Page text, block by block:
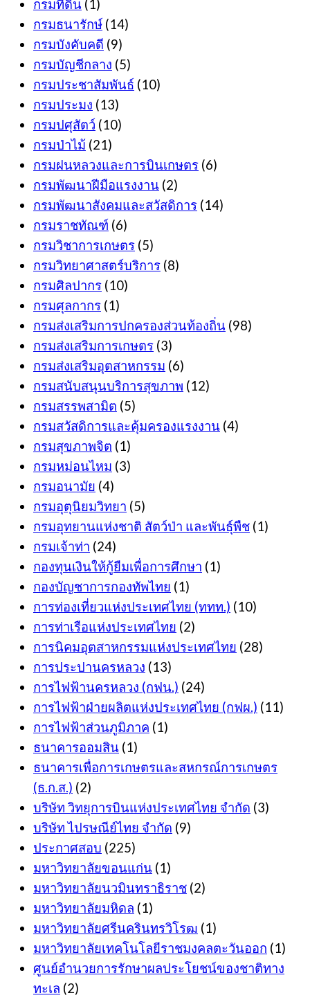
กรมที่ดิน (1)
กรมธนารักษ์ (14)
กรมบังคับคดี (9)
กรมบัญชีกลาง (5)
กรมประชาสัมพันธ์ (10)
กรมประมง (13)
กรมปศุสัตว์ (10)
กรมป่าไม้ (21)
กรมฝนหลวงและการบินเกษตร (6)
กรมพัฒนาฝีมือแรงงาน (2)
กรมพัฒนาสังคมและสวัสดิการ (14)
กรมราชทัณฑ์ (6)
กรมวิชาการเกษตร (5)
กรมวิทยาศาสตร์บริการ (8)
กรมศิลปากร (10)
กรมศุลกากร (1)
กรมส่งเสริมการปกครองส่วนท้องถิ่น (98)
กรมส่งเสริมการเกษตร (3)
กรมส่งเสริมอุตสาหกรรม (6)
กรมสนับสนุนบริการสุขภาพ (12)
กรมสรรพสามิต (5)
กรมสวัสดิการและคุ้มครองแรงงาน (4)
กรมสุขภาพจิต (1)
กรมหม่อนไหม (3)
กรมอนามัย (4)
กรมอุตุนิยมวิทยา (5)
กรมอุทยานแห่งชาติ สัตว์ป่า และพันธุ์พืช (1)
กรมเจ้าท่า (24)
กองทุนเงินให้กู้ยืมเพื่อการศึกษา (1)
กองบัญชาการกองทัพไทย (1)
การท่องเที่ยวแห่งประเทศไทย (ททท.) (10)
การท่าเรือแห่งประเทศไทย (2)
การนิคมอุตสาหกรรมแห่งประเทศไทย (28)
การประปานครหลวง (13)
การไฟฟ้านครหลวง (กฟน.) (24)
การไฟฟ้าฝ่ายผลิตแห่งประเทศไทย (กฟผ.) (11)
การไฟฟ้าส่วนภูมิภาค (1)
ธนาคารออมสิน (1)
ธนาคารเพื่อการเกษตรและสหกรณ์การเกษตร
(ธ.ก.ส.) (2)
บริษัท วิทยุการบินแห่งประเทศไทย จำกัด (3)
บริษัท ไปรษณีย์ไทย จำกัด (9)
ประกาศสอบ (225)
มหาวิทยาลัยขอนแก่น (1)
มหาวิทยาลัยนวมินทราธิราช (2)
มหาวิทยาลัยมหิดล (1)
มหาวิทยาลัยศรีนครินทรวิโรฒ (1)
มหาวิทยาลัยเทคโนโลยีราชมงคลตะวันออก (1)
ศูนย์อำนวยการรักษาผลประโยชน์ของชาติทาง
ทะเล (2)